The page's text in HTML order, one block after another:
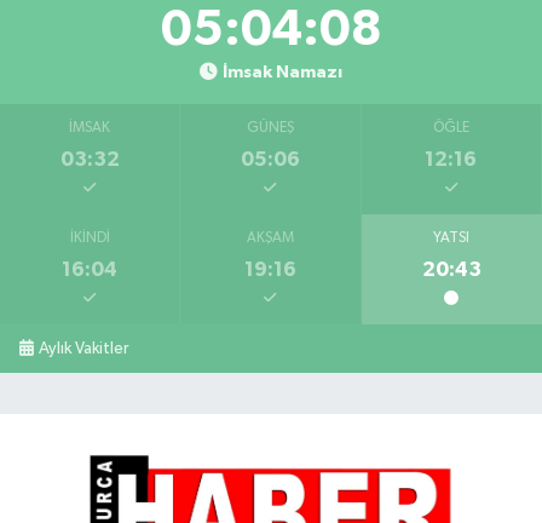
05:04:08
İmsak Namazı
İMSAK
03:32
GÜNEŞ
05:06
ÖĞLE
12:16
İKINDI
16:04
AKŞAM
19:16
YATSI
20:43
Aylık Vakitler